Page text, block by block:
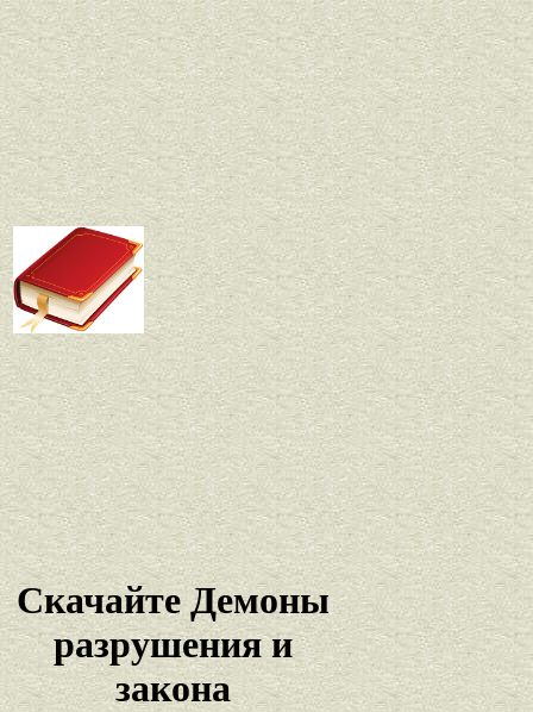
Скачайте Демоны
разрушения и
закона